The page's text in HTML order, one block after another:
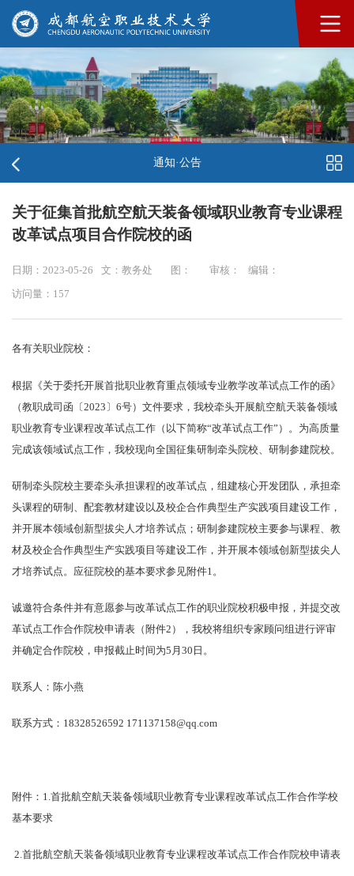
通知·公告
关于征集首批航空航天装备领域职业教育专业课程
改革试点项目合作院校的函
日期：2023-05-26 文：教务处 图： 审核： 编辑：
访问量： 157
各有关职业院校：
根据《关于委托开展首批职业教育重点领域专业教学改革试点工作的函》
（教职成司函〔2023〕6号）文件要求，我校牵头开展航空航天装备领域
职业教育专业课程改革试点工作（以下简称“改革试点工作”）。为高质量
完成该领域试点工作，我校现向全国征集研制牵头院校、研制参建院校。
研制牵头院校主要牵头承担课程的改革试点，组建核心开发团队，承担牵
头课程的研制、配套教材建设以及校企合作典型生产实践项目建设工作，
并开展本领域创新型拔尖人才培养试点；研制参建院校主要参与课程、教
材及校企合作典型生产实践项目等建设工作，并开展本领域创新型拔尖人
才培养试点。应征院校的基本要求参见附件1。
诚邀符合条件并有意愿参与改革试点工作的职业院校积极申报，并提交改
革试点工作合作院校申请表（附件2），我校将组织专家顾问组进行评审
并确定合作院校，申报截止时间为5月30日。
联系人：陈小燕
联系方式：18328526592 171137158@qq.com
附件：1.首批航空航天装备领域职业教育专业课程改革试点工作合作学校
基本要求
2.首批航空航天装备领域职业教育专业课程改革试点工作合作院校申请表